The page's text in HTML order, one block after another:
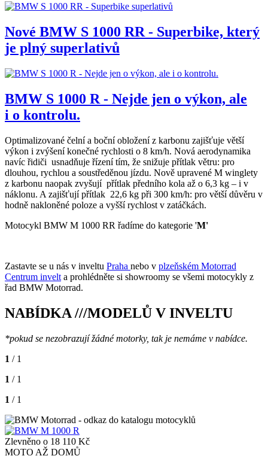
Nové BMW S 1000 RR - Superbike, který
je plný superlativů
BMW S 1000 R - Nejde jen o výkon, ale
i o kontrolu.
Optimalizované čelní a boční obložení z karbonu zajišťuje větší
výkon i zvýšení konečné rychlosti o 8 km/h. Nová aerodynamika
navíc řidiči usnadňuje řízení tím, že snižuje přítlak větru: pro
dlouhou, rychlou a soustředěnou jízdu. Nově upravené M winglety
z karbonu naopak zvyšují přítlak předního kola až o 6,3 kg – i v
náklonu. A zajišťují přítlak 22,6 kg při 300 km/h: pro větší důvěru v
hodně nakloněné poloze a vyšší rychlost v zatáčkách.
Motocykl BMW M 1000 RR řadíme do kategorie 'M'
Zastavte se u nás v inveltu Praha nebo v plzeňském Motorrad
Centrum invelt a prohlédněte si showroomy se všemi motocykly z
řad BMW Motorrad.
NABÍDKA ///MODELŮ V INVELTU
*pokud se nezobrazují žádné motorky, tak je nemáme v nabídce.
1 / 1
1 / 1
1 / 1
Zlevněno o 18 110 Kč
MOTO AŽ DOMŮ